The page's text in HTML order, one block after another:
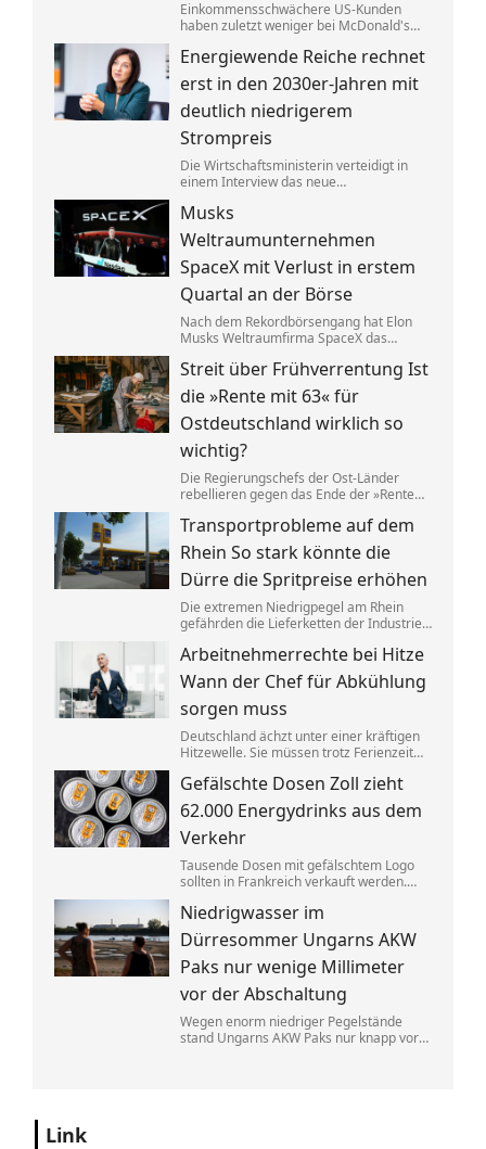
Einkommensschwächere US-Kunden
haben zuletzt weniger bei McDonald's
Länderchef aus – Grund für die
schlechten Zahlen seien chaotische
Angebote.
Energiewende Reiche rechnet
erst in den 2030er-Jahren mit
deutlich niedrigerem
Strompreis
Die Wirtschaftsministerin verteidigt in
einem Interview das neue
zu senken. Bis Verbraucher davon etwas
merken, soll es aber noch dauern.
Musks
Weltraumunternehmen
SpaceX mit Verlust in erstem
Quartal an der Börse
Nach dem Rekordbörsengang hat Elon
Musks Weltraumfirma SpaceX das
Millionen Dollar beendet. Zugleich hat
sich der Umsatz nahezu verdoppelt –
dank der Satellitentochter Starlink.
Streit über Frühverrentung Ist
die »Rente mit 63« für
Ostdeutschland wirklich so
wichtig?
Die Regierungschefs der Ost-Länder
rebellieren gegen das Ende der »Rente
größerer Anteil der Ostdeutschen die
dafür nötigen Beitragsjahre. Doch die
Unterschiede zum Westen werden
kleiner.
Transportprobleme auf dem
Rhein So stark könnte die
Dürre die Spritpreise erhöhen
Die extremen Niedrigpegel am Rhein
gefährden die Lieferketten der Industrie.
Autofahrer und das Wirtschaftswachstum
bedeuten könnte.
Arbeitnehmerrechte bei Hitze
Wann der Chef für Abkühlung
sorgen muss
Deutschland ächzt unter einer kräftigen
Hitzewelle. Sie müssen trotz Ferienzeit
so manche Erleichterung.
Gefälschte Dosen Zoll zieht
62.000 Energydrinks aus dem
Verkehr
Tausende Dosen mit gefälschtem Logo
sollten in Frankreich verkauft werden.
Energydrinks, die Getränke wurden
vernichtet.
Niedrigwasser im
Dürresommer Ungarns AKW
Paks nur wenige Millimeter
vor der Abschaltung
Wegen enorm niedriger Pegelstände
stand Ungarns AKW Paks nur knapp vor
Link